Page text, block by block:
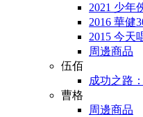
2021 少年
2016 華健
2015 今天
周邊商品
伍佰
成功之路
曹格
周邊商品